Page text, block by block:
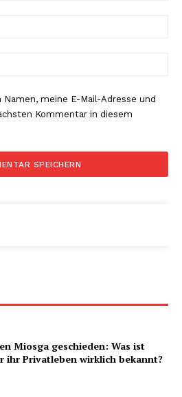
meine E-Mail-Adresse und
Kommentar in diesem
Miosga geschieden: Was ist
ihr Privatleben wirklich bekannt?